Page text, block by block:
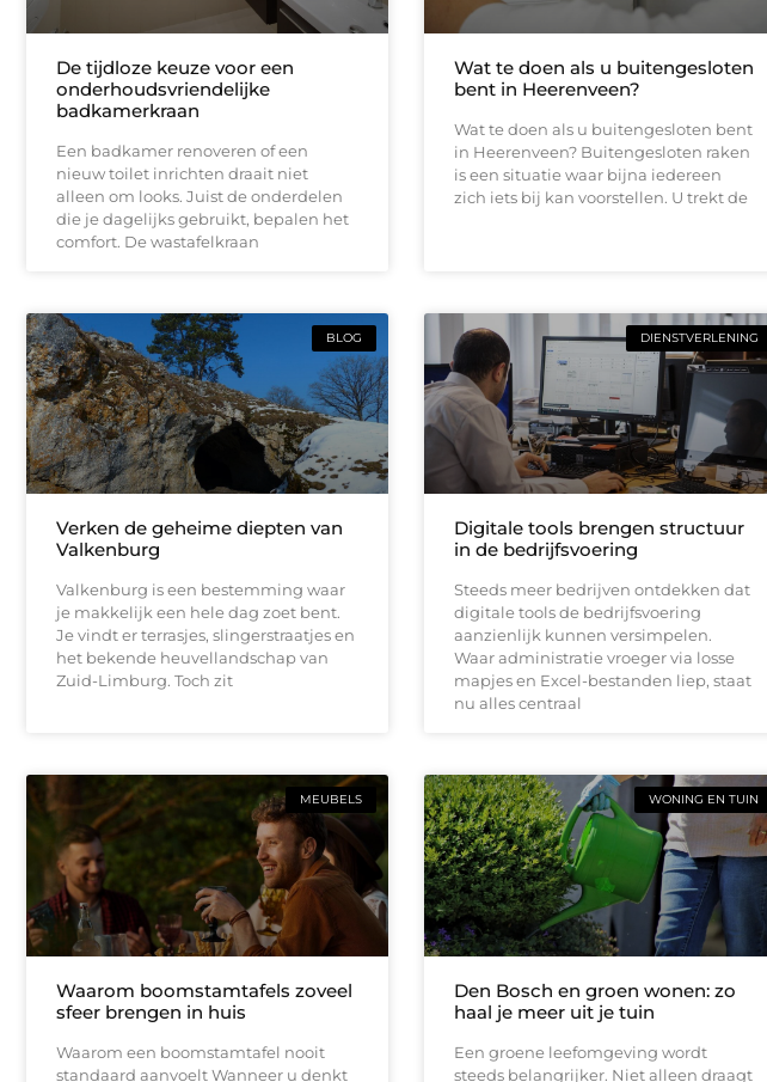
De tijdloze keuze voor een
onderhoudsvriendelijke
badkamerkraan
Een badkamer renoveren of een
nieuw toilet inrichten draait niet
alleen om looks. Juist de onderdelen
die je dagelijks gebruikt, bepalen het
comfort. De wastafelkraan
Wat te doen als u buitengesloten
bent in Heerenveen?
Wat te doen als u buitengesloten bent
in Heerenveen? Buitengesloten raken
is een situatie waar bijna iedereen
zich iets bij kan voorstellen. U trekt de
BLOG
Verken de geheime diepten van
Valkenburg
Valkenburg is een bestemming waar
je makkelijk een hele dag zoet bent.
Je vindt er terrasjes, slingerstraatjes en
het bekende heuvellandschap van
Zuid-Limburg. Toch zit
DIENSTVERLENING
Digitale tools brengen structuur
in de bedrijfsvoering
Steeds meer bedrijven ontdekken dat
digitale tools de bedrijfsvoering
aanzienlijk kunnen versimpelen.
Waar administratie vroeger via losse
mapjes en Excel-bestanden liep, staat
nu alles centraal
MEUBELS
Waarom boomstamtafels zoveel
sfeer brengen in huis
Waarom een boomstamtafel nooit
standaard aanvoelt Wanneer u denkt
WONING EN TUIN
Den Bosch en groen wonen: zo
haal je meer uit je tuin
Een groene leefomgeving wordt
steeds belangrijker. Niet alleen draagt